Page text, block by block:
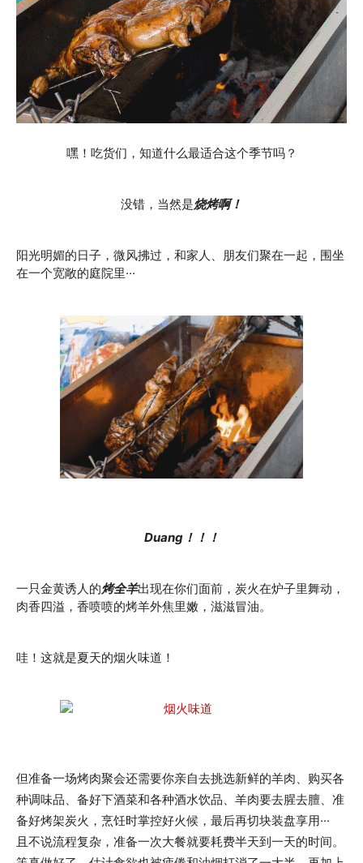
嘿！吃货们，知道什么最适合这个季节吗？
没错，当然是烧烤啊！
阳光明媚的日子，微风拂过，和家人、朋友们聚在一起，围坐
在一个宽敞的庭院里···
Duang！！！
一只金黄诱人的烤全羊出现在你们面前，炭火在炉子里舞动，
肉香四溢，香喷喷的烤羊外焦里嫩，滋滋冒油。
哇！这就是夏天的烟火味道！
但准备一场烤肉聚会还需要你亲自去挑选新鲜的羊肉、购买各
种调味品、备好下酒菜和各种酒水饮品、羊肉要去腥去膻、准
备好烤架炭火，烹饪时掌控好火候，最后再切块装盘享用···
且不说流程复杂，准备一次大餐就要耗费半天到一天的时间。